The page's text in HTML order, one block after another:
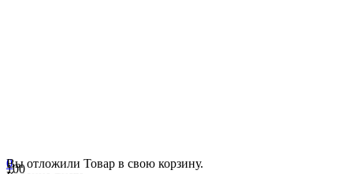
0
Вы отложили Товар в свою корзину.